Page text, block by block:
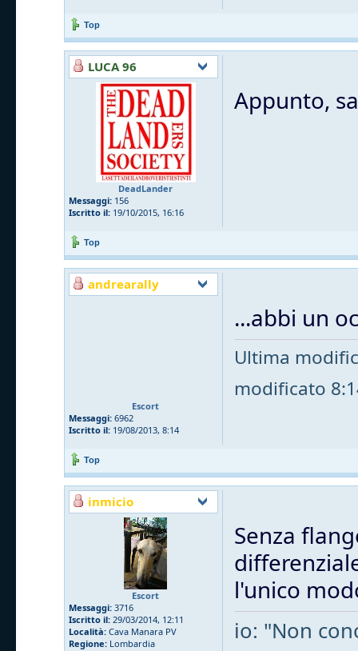
Top
LUCA 96
DeadLander
Messaggi: 156
Iscritto il: 19/10/2015, 16:16
Appunto,
Top
andrearally
Escort
Messaggi: 6962
Iscritto il: 19/08/2013, 8:14
...abbi un
Ultima
modificato
Top
inmicio
Escort
Messaggi: 3716
Iscritto il: 29/03/2014, 12:11
Località: Cava Manara PV
Regione: Lombardia
Senza
l'unico
io: "Non